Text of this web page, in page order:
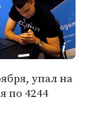
упал на
по 4244